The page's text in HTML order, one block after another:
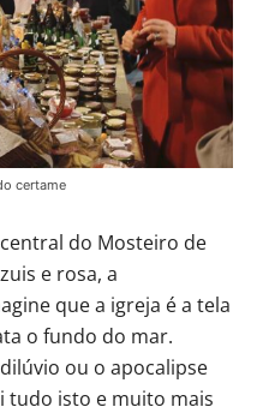
certame
do Mosteiro de
e rosa, a
que a igreja é a tela
o fundo do mar.
ou o apocalipse
tudo isto e muito mais